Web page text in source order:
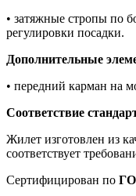
• затяжные стропы по
регулировки посадки.
Дополнительные
• передний карман на
Соответствие
Жилет изготовлен из
соответствует
Сертифицирован по